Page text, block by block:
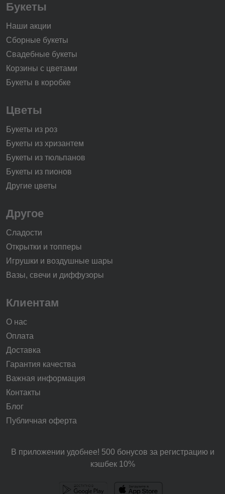
Букеты
Наши акции
Сборные букеты
Свадебные букеты
Корзины с цветами
Букеты в коробке
Цветы
Букеты из роз
Букеты из хризантем
Букеты из тюльпанов
Букеты из пионов
Другие цветы
Другое
Сладости
Открытки и топперы
Игрушки и воздушные шары
Вазы, свечи и диффузоры
Клиентам
О нас
Оплата
Доставка
Гарантия качества
Важная информация
Контакты
Блог
Публичная оферта
В приложении удобнее! 500 бонусов за регистрацию и
кэшбек 10%